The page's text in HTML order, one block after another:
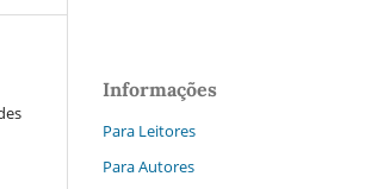
Informações
Para Leitores
Para Autores